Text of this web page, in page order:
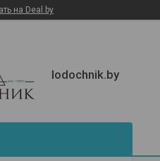
на Deal.by
lodochnik.by